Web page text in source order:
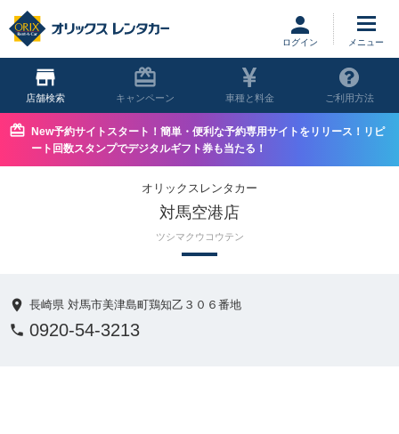
ログイン
店舗 キャンペーン 車種と料金 ご利用方法
New予約サイトスタート！簡単・便利な予約専用サイトをリリース！リピ
ート回数スタンプでデジタルギフト券も当たる！
オリックスレンタカー
対馬空港店
ツシマクウコウテン
長崎県 対馬市美津島町鶏知乙３０６番地
0920-54-3213